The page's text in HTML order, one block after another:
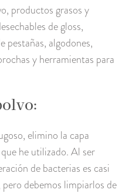
productos grasos y
de gloss,
pestañas, algodones,
y herramientas para
elimino la capa
he utilizado. Al ser
de bacterias es casi
debemos limpiarlos de